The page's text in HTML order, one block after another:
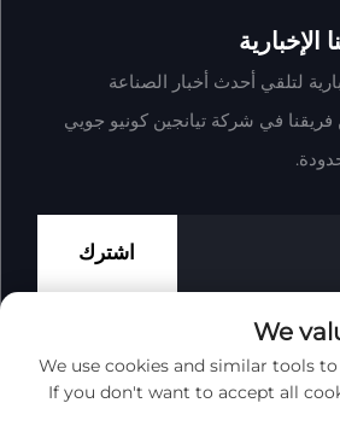
لتلقي أحدث أخبار الصناعة
فريقنا في شركة تيانجين كونيو جويي
اشترك
كونيو جوي شيانغ للتكنولوجيا المحدودة
الخصوصية المدونة
We
We use cookies and similar tools
If you don't want to accept all